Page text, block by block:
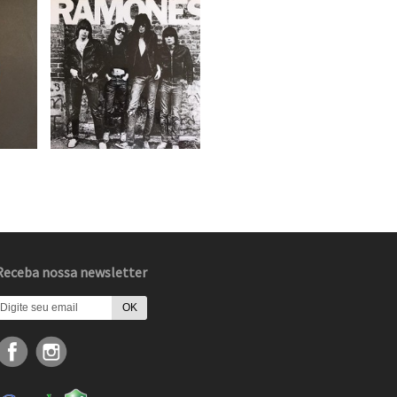
nossa newsletter